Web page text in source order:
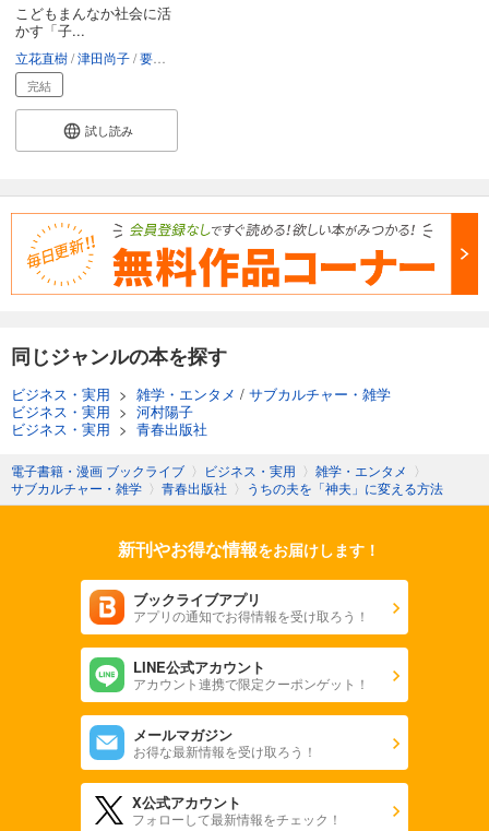
こどもまんなか社会に活
かす「子...
立花直樹 津田尚子 要正子
完結
試し読み
同じジャンルの本を探す
ビジネス・実用 > 雑学・エンタメ / サブカルチャー・雑学
ビジネス・実用 > 河村陽子
ビジネス・実用 > 青春出版社
電子書籍・漫画 ブックライブ 〉 ビジネス・実用 〉 雑学・エンタメ 〉
サブカルチャー・雑学 〉 青春出版社 〉 うちの夫を「神夫」に変える方法
新刊やお得な情報をお届けします！
ブックライブアプリ
アプリの通知でお得情報を受け取ろう！
LINE公式アカウント
アカウント連携で限定クーポンゲット！
メールマガジン
お得な最新情報を受け取ろう！
X公式アカウント
フォローして最新情報をチェック！